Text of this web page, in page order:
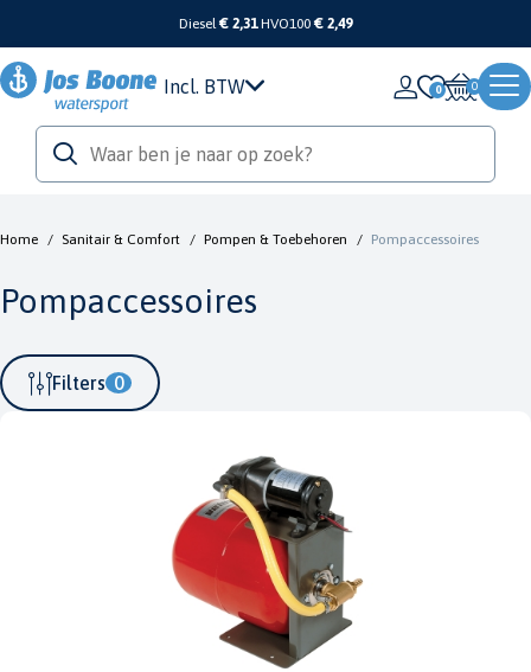
Diesel€ 2,31 HVO100 € 2,49
Incl. BTW 0
Home / Sanitair & Comfort / Pompen & Toebehoren / Pompaccessoires
Pompaccessoires
Filters 0